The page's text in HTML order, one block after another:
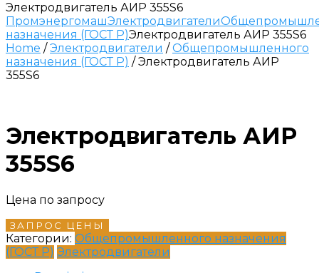
Электродвигатель АИР 355S6
ПромэнергомашЭлектродвигатели
назначения (ГОСТ Р)Электродвигатель АИР 355S6
Home /Электродвигатели /Общепромышленного
назначения (ГОСТ Р) / Электродвигатель АИР
355S6
Электродвигатель АИР
355S6
Цена по запросу
ЗАПРОС ЦЕНЫ
Категории: Общепромышленного назначения
(ГОСТ Р) Электродвигатели